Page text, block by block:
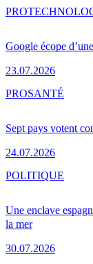
Google écope
23.07.2026
PRO
Sept pays votent
24.07.2026
PROSANTÉ
Une enclave
la mer
30.07.2026
POLITIQUE